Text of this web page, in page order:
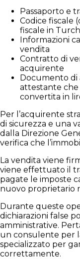
Passaporto e
Codice fiscale
fiscale in
Informazioni
vendita
Contratto di
acquirente
Documento di
attestante che
convertita in
Per l’acquirente
di sicurezza e una
dalla Direzione
verifica che
La vendita viene
viene effettuato il
pagate le imposte
nuovo proprietario
Durante queste
dichiarazioni false
amministrative.
un consulente per
specializzato per
correttamente.